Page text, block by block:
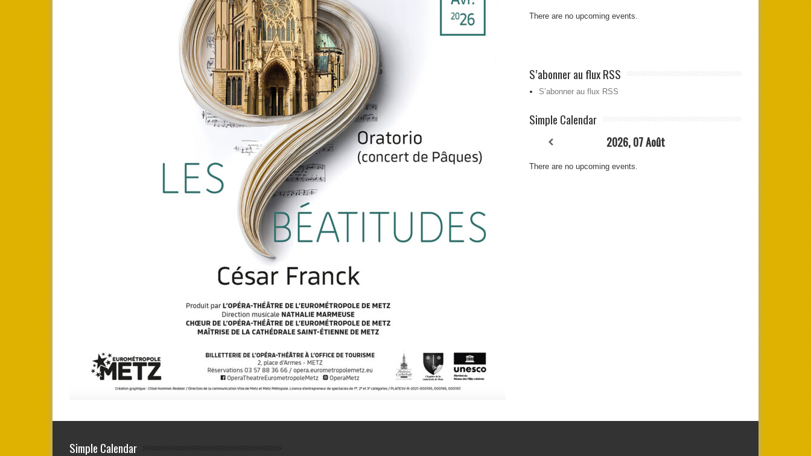
There are no upcoming events.
S’abonner au flux RSS
S’abonner au flux RSS
Simple Calendar
2026, 07 Août
There are no upcoming events.
Simple Calendar